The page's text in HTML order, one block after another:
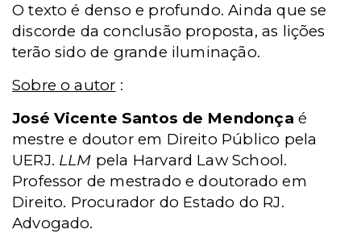
O texto é denso e profundo. Ainda que se
discorde da conclusão proposta, as lições
terão sido de grande iluminação.
Sobre o autor :
José Vicente Santos de Mendonça é
mestre e doutor em Direito Público pela
UERJ. LLM pela Harvard Law School.
Professor de mestrado e doutorado em
Direito. Procurador do Estado do RJ.
Advogado.